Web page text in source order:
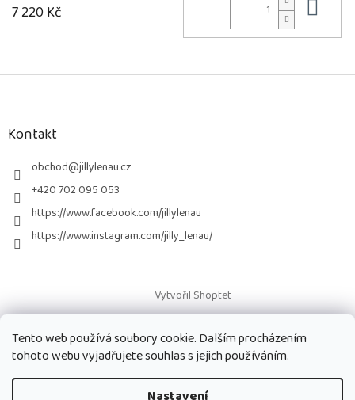
Tento web používá soubory cookie. Dalším procházením
tohoto webu vyjadřujete souhlas s jejich používáním.
7 220 Kč
Z
Kontakt
obchod@jillylenau.cz
+420 702 095 053
https://www.facebook.com/jillylenau
https://www.instagram.com/jilly_lenau/
Vytvořil Shoptet
Copyright 2026Paruky Jilly Lenau s.r.o.. Všechna práva vyhrazena.